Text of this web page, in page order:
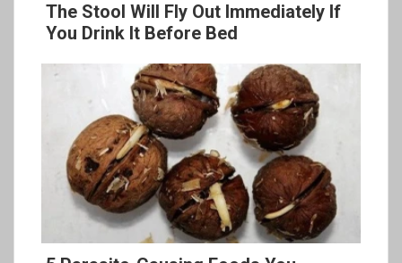
The Stool Will Fly Out Immediately If
You Drink It Before Bed